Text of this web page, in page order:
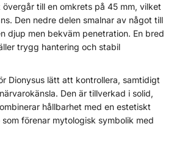
övergår till en omkrets på 45 mm, vilket
Den nedre delen smalnar av något till
djup men bekväm penetration. En bred
trygg hantering och stabil
Dionysus lätt att kontrollera, samtidigt
Den är tillverkad i solid,
hållbarhet med en estetiskt
förenar mytologisk symbolik med